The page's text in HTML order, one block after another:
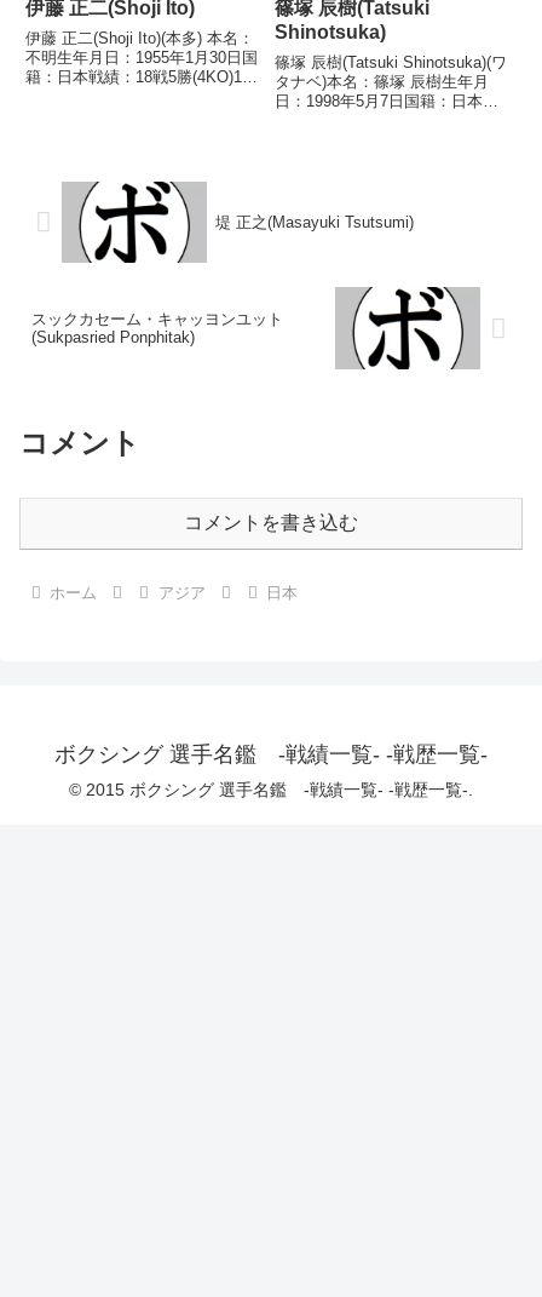
伊藤 正二(Shoji Ito)
伊藤 正二(Shoji Ito)(本多) 本名：
不明生年月日：1955年1月30日国
籍：日本戦績：18戦5勝(4KO)11
篠塚 辰樹(Tatsuki
Shinotsuka)
篠塚 辰樹(Tatsuki Shinotsuka)(ワ
タナベ)本名：篠塚 辰樹生年月
日：1998年5月7日国籍：日本戦
堤 正之(Masayuki Tsutsumi)
スックカセーム・キャッヨンユット
(Sukpasried Ponphitak)
コメント
コメントを書き込む
ホーム アジア 日本
ボクシング 選手名鑑 -戦績一覧- -戦歴一覧-
© 2015 ボクシング 選手名鑑 -戦績一覧- -戦歴一覧-.